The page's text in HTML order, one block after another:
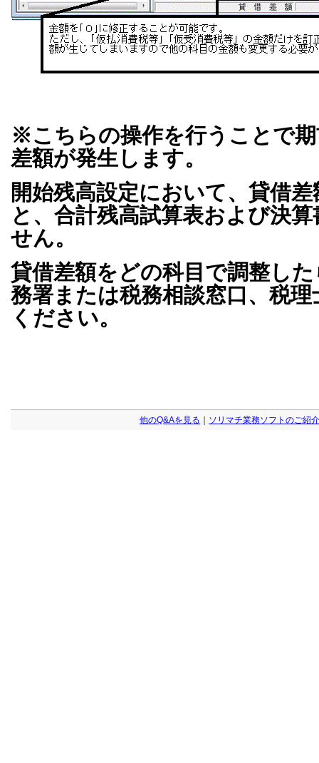
※こちらの操作を行うことで
差額が発生します。
開始残高設定において、貸借
と、合計残高試算表および決
せん。
貸借差額をどの科目で調整し
務署または税務相談窓口、税
ください。
他のQ&Aを見る ソリマチ業務ソフトのご紹介